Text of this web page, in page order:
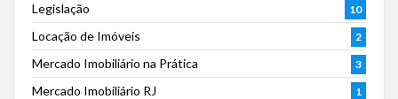
Legislação 10
Locação de Imóveis 2
Mercado Imobiliário na Prática 3
Mercado Imobiliário RJ 1